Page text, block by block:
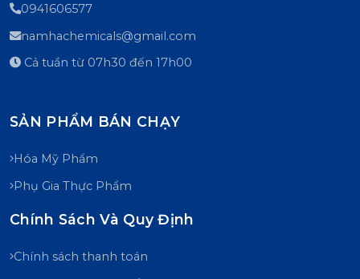
0941606577
namhachemicals@gmail.com
Cả tuần từ 07h30 đến 17h00
SẢN PHẨM BÁN CHẠY
Hóa Mỹ Phẩm
Phụ Gia Thực Phẩm
Chính Sách Và Quy Định
Chính sách thanh toán